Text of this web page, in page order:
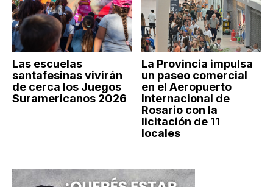
Las escuelas
santafesinas vivirán
de cerca los Juegos
Suramericanos 2026
La Provincia impulsa
un paseo comercial
en el Aeropuerto
Internacional de
Rosario con la
licitación de 11
locales